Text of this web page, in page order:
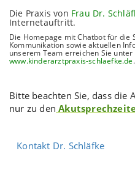
Die Praxis von Frau Dr.
Internetauftritt.
Die Homepage mit Chatbot für die
Kommunikation sowie aktuellen
unserem Team erreichen Sie unter
www.kinderarztpraxis-schlaefke.de.
Bitte beachten Sie, dass die
nur zu den
Kontakt Dr. Schläfke